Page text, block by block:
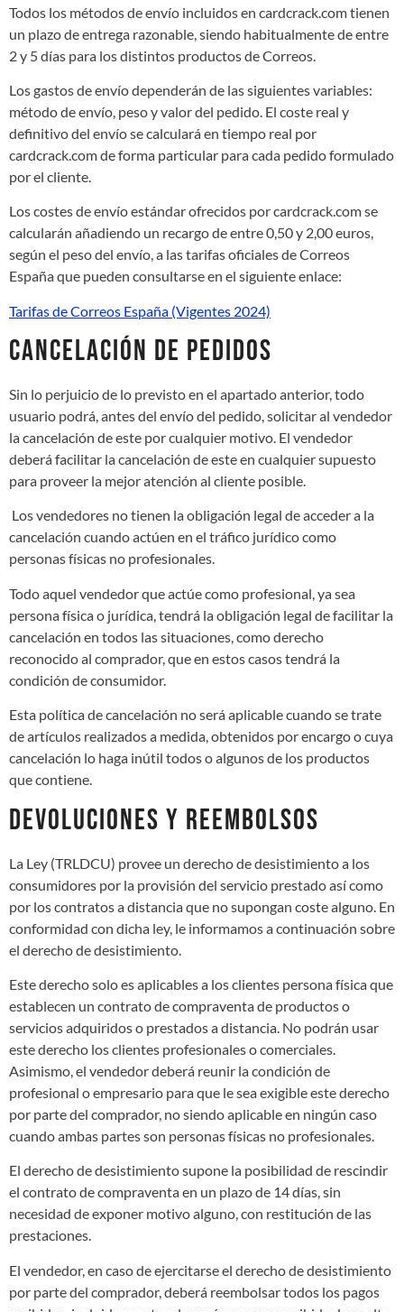
Todos los métodos de envío incluidos en cardcrack.com tienen
un plazo de entrega razonable, siendo habitualmente de entre
2 y 5 días para los distintos productos de Correos.
Los gastos de envío dependerán de las siguientes variables:
método de envío, peso y valor del pedido. El coste real y
definitivo del envío se calculará en tiempo real por
cardcrack.com de forma particular para cada pedido formulado
por el cliente.
Los costes de envío estándar ofrecidos por cardcrack.com se
calcularán añadiendo un recargo de entre 0,50 y 2,00 euros,
según el peso del envío, a las tarifas oficiales de Correos
España que pueden consultarse en el siguiente enlace:
Tarifas de Correos España (Vigentes 2024)
CANCELACIÓN DE PEDIDOS
Sin lo perjuicio de lo previsto en el apartado anterior, todo
usuario podrá, antes del envío del pedido, solicitar al vendedor
la cancelación de este por cualquier motivo. El vendedor
deberá facilitar la cancelación de este en cualquier supuesto
para proveer la mejor atención al cliente posible.
Los vendedores no tienen la obligación legal de acceder a la
cancelación cuando actúen en el tráfico jurídico como
personas físicas no profesionales.
Todo aquel vendedor que actúe como profesional, ya sea
persona física o jurídica, tendrá la obligación legal de facilitar la
cancelación en todos las situaciones, como derecho
reconocido al comprador, que en estos casos tendrá la
condición de consumidor.
Esta política de cancelación no será aplicable cuando se trate
de artículos realizados a medida, obtenidos por encargo o cuya
cancelación lo haga inútil todos o algunos de los productos
que contiene.
DEVOLUCIONES Y REEMBOLSOS
La Ley (TRLDCU) provee un derecho de desistimiento a los
consumidores por la provisión del servicio prestado así como
por los contratos a distancia que no supongan coste alguno. En
conformidad con dicha ley, le informamos a continuación sobre
el derecho de desistimiento.
Este derecho solo es aplicables a los clientes persona física que
establecen un contrato de compraventa de productos o
servicios adquiridos o prestados a distancia. No podrán usar
este derecho los clientes profesionales o comerciales.
Asimismo, el vendedor deberá reunir la condición de
profesional o empresario para que le sea exigible este derecho
por parte del comprador, no siendo aplicable en ningún caso
cuando ambas partes son personas físicas no profesionales.
El derecho de desistimiento supone la posibilidad de rescindir
el contrato de compraventa en un plazo de 14 días, sin
necesidad de exponer motivo alguno, con restitución de las
prestaciones.
El vendedor, en caso de ejercitarse el derecho de desistimiento
por parte del comprador, deberá reembolsar todos los pagos